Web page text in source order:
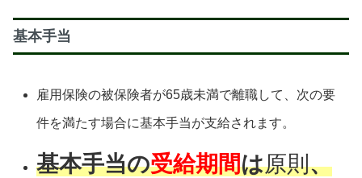
基本手当
雇用保険の被保険者が65歳未満で離職して、次の要
件を満たす場合に基本手当が支給されます。
基本手当の受給期間は原則、